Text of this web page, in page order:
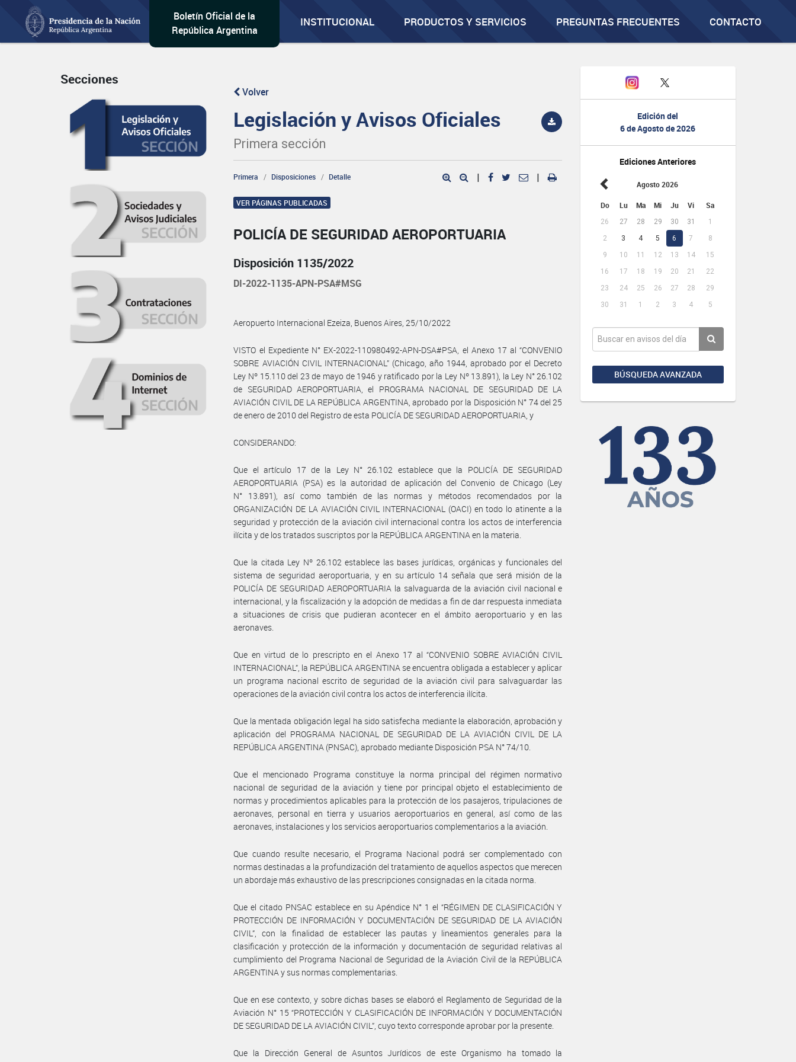
Boletín Oficial de la
República Argentina
INSTITUCIONAL PRODUCTOS Y SERVICIOS PREGUNTAS FRECUENTES CONTACTO
Edición del
6 de Agosto de 2026
Ediciones Anteriores
Agosto 2026
Do Lu Ma Mi Ju Vi Sa
26 27 28 29 30 31
1
2
3 4 5 6 7
8
9
10 11 12 13 14
15
16
17 18 19 20 21
22
23
24 25 26 27 28
29
30
31 1 2 3 4 5
BÚSQUEDA AVANZADA
Secciones
Volver
Legislación y Avisos Oficiales
Primera sección
Primera Disposiciones Detalle | |
VER PÁGINAS PUBLICADAS
POLICÍA DE SEGURIDAD AEROPORTUARIA
Disposición 1135/2022
DI-2022-1135-APN-PSA#MSG
Aeropuerto Internacional Ezeiza, Buenos Aires, 25/10/2022
VISTO el Expediente N° EX-2022-110980492-APN-DSA#PSA, el Anexo 17 al “CONVENIO
SOBRE AVIACIÓN CIVIL INTERNACIONAL” (Chicago, año 1944, aprobado por el Decreto
Ley Nº 15.110 del 23 de mayo de 1946 y ratificado por la Ley Nº 13.891), la Ley N° 26.102
de SEGURIDAD AEROPORTUARIA, el PROGRAMA NACIONAL DE SEGURIDAD DE LA
AVIACIÓN CIVIL DE LA REPÚBLICA ARGENTINA, aprobado por la Disposición N° 74 del 25
de enero de 2010 del Registro de esta POLICÍA DE SEGURIDAD AEROPORTUARIA, y
CONSIDERANDO:
Que el artículo 17 de la Ley N° 26.102 establece que la POLICÍA DE SEGURIDAD
AEROPORTUARIA (PSA) es la autoridad de aplicación del Convenio de Chicago (Ley
N° 13.891), así como también de las normas y métodos recomendados por la
ORGANIZACIÓN DE LA AVIACIÓN CIVIL INTERNACIONAL (OACI) en todo lo atinente a la
seguridad y protección de la aviación civil internacional contra los actos de interferencia
ilícita y de los tratados suscriptos por la REPÚBLICA ARGENTINA en la materia.
Que la citada Ley Nº 26.102 establece las bases jurídicas, orgánicas y funcionales del
sistema de seguridad aeroportuaria, y en su artículo 14 señala que será misión de la
POLICÍA DE SEGURIDAD AEROPORTUARIA la salvaguarda de la aviación civil nacional e
internacional, y la fiscalización y la adopción de medidas a fin de dar respuesta inmediata
a situaciones de crisis que pudieran acontecer en el ámbito aeroportuario y en las
aeronaves.
Que en virtud de lo prescripto en el Anexo 17 al “CONVENIO SOBRE AVIACIÓN CIVIL
INTERNACIONAL”, la REPÚBLICA ARGENTINA se encuentra obligada a establecer y aplicar
un programa nacional escrito de seguridad de la aviación civil para salvaguardar las
operaciones de la aviación civil contra los actos de interferencia ilícita.
Que la mentada obligación legal ha sido satisfecha mediante la elaboración, aprobación y
aplicación del PROGRAMA NACIONAL DE SEGURIDAD DE LA AVIACIÓN CIVIL DE LA
REPÚBLICA ARGENTINA (PNSAC), aprobado mediante Disposición PSA N° 74/10.
Que el mencionado Programa constituye la norma principal del régimen normativo
nacional de seguridad de la aviación y tiene por principal objeto el establecimiento de
normas y procedimientos aplicables para la protección de los pasajeros, tripulaciones de
aeronaves, personal en tierra y usuarios aeroportuarios en general, así como de las
aeronaves, instalaciones y los servicios aeroportuarios complementarios a la aviación.
Que cuando resulte necesario, el Programa Nacional podrá ser complementado con
normas destinadas a la profundización del tratamiento de aquellos aspectos que merecen
un abordaje más exhaustivo de las prescripciones consignadas en la citada norma.
Que el citado PNSAC establece en su Apéndice N° 1 el “RÉGIMEN DE CLASIFICACIÓN Y
PROTECCIÓN DE INFORMACIÓN Y DOCUMENTACIÓN DE SEGURIDAD DE LA AVIACIÓN
CIVIL”, con la finalidad de establecer las pautas y lineamientos generales para la
clasificación y protección de la información y documentación de seguridad relativas al
cumplimiento del Programa Nacional de Seguridad de la Aviación Civil de la REPÚBLICA
ARGENTINA y sus normas complementarias.
Que en ese contexto, y sobre dichas bases se elaboró el Reglamento de Seguridad de la
Aviación N° 15 “PROTECCIÓN Y CLASIFICACIÓN DE INFORMACIÓN Y DOCUMENTACIÓN
DE SEGURIDAD DE LA AVIACIÓN CIVIL”, cuyo texto corresponde aprobar por la presente.
Que la Dirección General de Asuntos Jurídicos de este Organismo ha tomado la